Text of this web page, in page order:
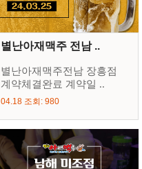
별난아재맥주 전남 ..
별난아재맥주전남 장흥점
계약체결완료 계약일 ..
04.18 조회: 980